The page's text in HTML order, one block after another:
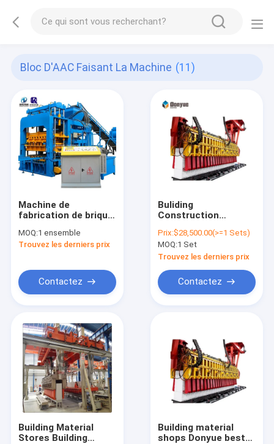
Bloc D'AAC Faisant La Machine (11)
Machine de
fabrication de brique
de tout neuf Qt12-15
solide cavité
aux Etats-Unis
MOQ:1 ensemble
Trouvez les derniers prix
Contactez
Buliding
Construction
Block Machine
Factory AAC Block
Manufacturers AAC
Aerated Concrete
Block Production
Line
Prix:$28,500.00(>=1 Sets)
MOQ:1 Set
Trouvez les derniers prix
Contactez
Building Material
Stores Building
Building material
shops Donyue best